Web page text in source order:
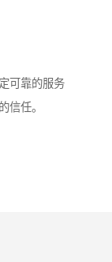
可靠的服务
信任。